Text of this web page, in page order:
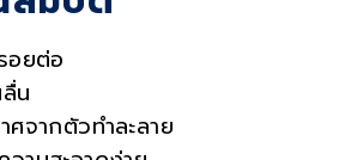
อยต่อ
น
ศจากตัวทำละลาย